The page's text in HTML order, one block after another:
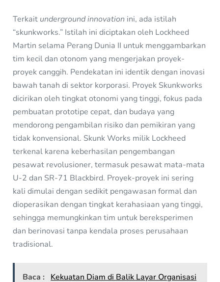
Terkait underground innovation ini, ada istilah
“skunkworks.” Istilah ini diciptakan oleh Lockheed
Martin selama Perang Dunia II untuk menggambarkan
tim kecil dan otonom yang mengerjakan proyek-
proyek canggih. Pendekatan ini identik dengan inovasi
bawah tanah di sektor korporasi. Proyek Skunkworks
dicirikan oleh tingkat otonomi yang tinggi, fokus pada
pembuatan prototipe cepat, dan budaya yang
mendorong pengambilan risiko dan pemikiran yang
tidak konvensional. Skunk Works milik Lockheed
terkenal karena keberhasilan pengembangan
pesawat revolusioner, termasuk pesawat mata-mata
U-2 dan SR-71 Blackbird. Proyek-proyek ini sering
kali dimulai dengan sedikit pengawasan formal dan
dioperasikan dengan tingkat kerahasiaan yang tinggi,
sehingga memungkinkan tim untuk bereksperimen
dan berinovasi tanpa kendala proses perusahaan
tradisional.
Baca : Kekuatan Diam di Balik Layar Organisasi